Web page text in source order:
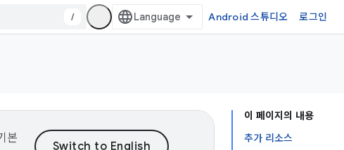
/ Android 스튜디오 로그인
이 페이지의 내용
추가 리소스
본